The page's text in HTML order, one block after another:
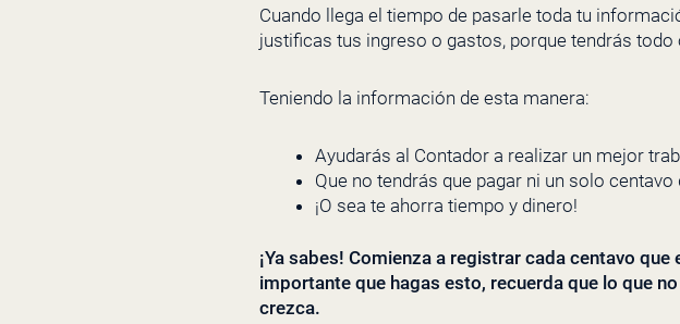
Cuando llega el tiempo de pasarle toda tu
justificas tus ingreso o gastos, porque tendrás
Teniendo la información de esta manera:
Ayudarás al Contador a realizar un mejor
Que no tendrás que pagar ni un solo
¡O sea te ahorra tiempo y dinero!
¡Ya sabes! Comienza a registrar cada centavo
importante que hagas esto, recuerda que lo que
crezca.